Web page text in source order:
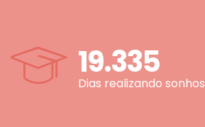
19.335
Dias realizando sonhos